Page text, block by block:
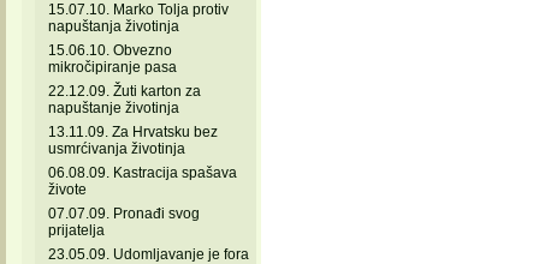
15.07.10. Marko Tolja protiv
napuštanja životinja
15.06.10. Obvezno
mikročipiranje pasa
22.12.09. Žuti karton za
napuštanje životinja
13.11.09. Za Hrvatsku bez
usmrćivanja životinja
06.08.09. Kastracija spašava
živote
07.07.09. Pronađi svog
prijatelja
23.05.09. Udomljavanje je fora